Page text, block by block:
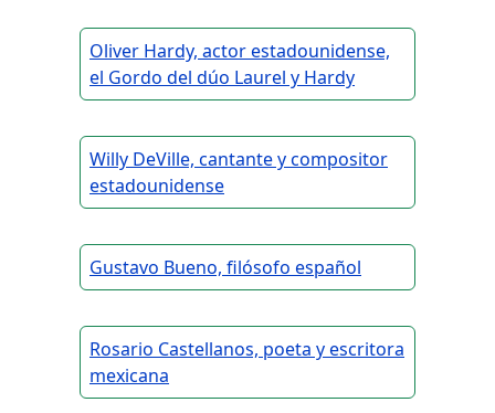
Oliver Hardy, actor estadounidense,
el Gordo del dúo Laurel y Hardy
Willy DeVille, cantante y compositor
estadounidense
Gustavo Bueno, filósofo español
Rosario Castellanos, poeta y escritora
mexicana